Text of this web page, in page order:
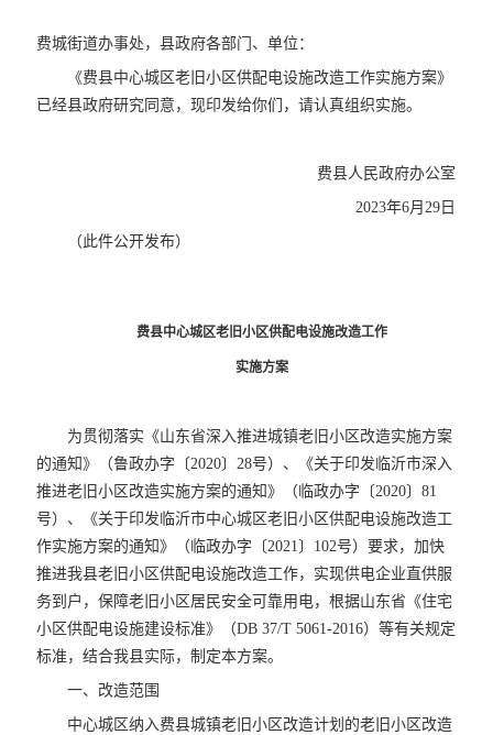
费城街道办事处，县政府各部门、单位：
《费县中心城区老旧小区供配电设施改造工作实施方案》
已经县政府研究同意，现印发给你们，请认真组织实施。
费县人民政府办公室
2023年6月29日
（此件公开发布）
费县中心城区老旧小区供配电设施改造工作
实施方案
为贯彻落实《山东省深入推进城镇老旧小区改造实施方案
的通知》（鲁政办字〔2020〕28号）、《关于印发临沂市深入
推进老旧小区改造实施方案的通知》（临政办字〔2020〕81
号）、《关于印发临沂市中心城区老旧小区供配电设施改造工
作实施方案的通知》（临政办字〔2021〕102号）要求，加快
推进我县老旧小区供配电设施改造工作，实现供电企业直供服
务到户，保障老旧小区居民安全可靠用电，根据山东省《住宅
小区供配电设施建设标准》（DB 37/T 5061-2016）等有关规定
标准，结合我县实际，制定本方案。
一、改造范围
中心城区纳入费县城镇老旧小区改造计划的老旧小区改造